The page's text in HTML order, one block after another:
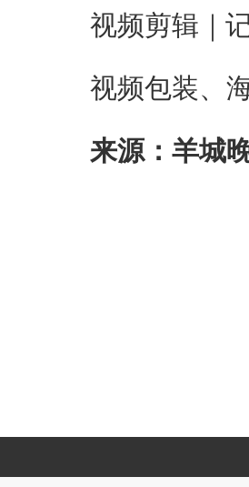
视频剪辑｜
视频包装、
来源：羊城